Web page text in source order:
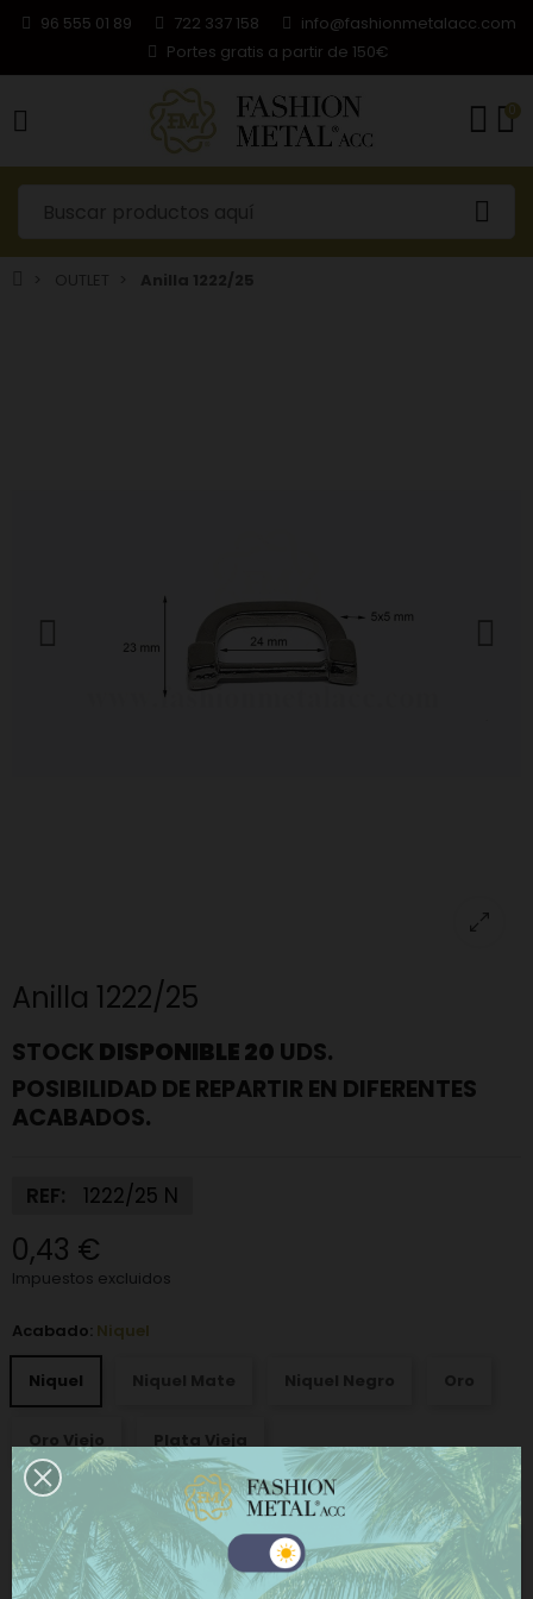
96 555 01 89 722 337 158
info@fashionmetalacc.com
Portes gratis a partir de 150€
0
Anilla 1222/25
STOCK DISPONIBLE 20 UDS.
POSIBILIDAD DE REPARTIR EN DIFERENTES
ACABADOS.
REF: 1222/25 N
0,43 €
Impuestos excluidos
Acabado: Niquel
Niquel
+ AÑADIR AL CARRITO
COMPRAR AHORA
Este sitio web utiliza cookies propias y de terceros
para mejorar nuestros servicios y mostrarle